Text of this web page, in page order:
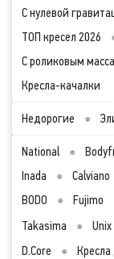
С нулевой
ТОП кресел 2026
С роликовым
Кресла-качалки
Недорогие ●
National ●
Inada
● Calviano
BODO
● Fujimo
Takasima
● Unix
D.Core
●